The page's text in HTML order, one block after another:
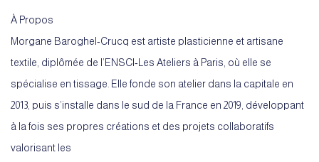
À Propos
Morgane Baroghel‑Crucq est artiste plasticienne et artisane
textile, diplômée de l’ENSCI‑Les Ateliers à Paris, où elle se
spécialise en tissage. Elle fonde son atelier dans la capitale en
2013, puis s’installe dans le sud de la France en 2019, développant
à la fois ses propres créations et des projets collaboratifs
valorisant les